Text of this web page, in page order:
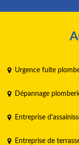
Urgence fuite
Dépannage
Entreprise
Entreprise de